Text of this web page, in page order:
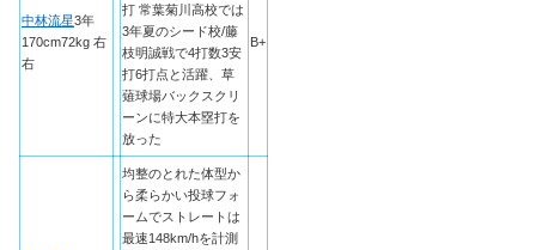
中林流星3年
170cm72kg 右
右
打 常葉菊川高校では
3年夏のシード校/藤
枝明誠戦で4打数3安
打6打点と活躍、草
薙球場バックスクリ
ーンに特大本塁打を
放った
B+
均整のとれた体型か
ら柔らかい投球フォ
ームでストレートは
最速148km/hを計測